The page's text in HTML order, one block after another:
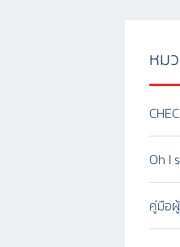
หม
Oh I
คู่มือ